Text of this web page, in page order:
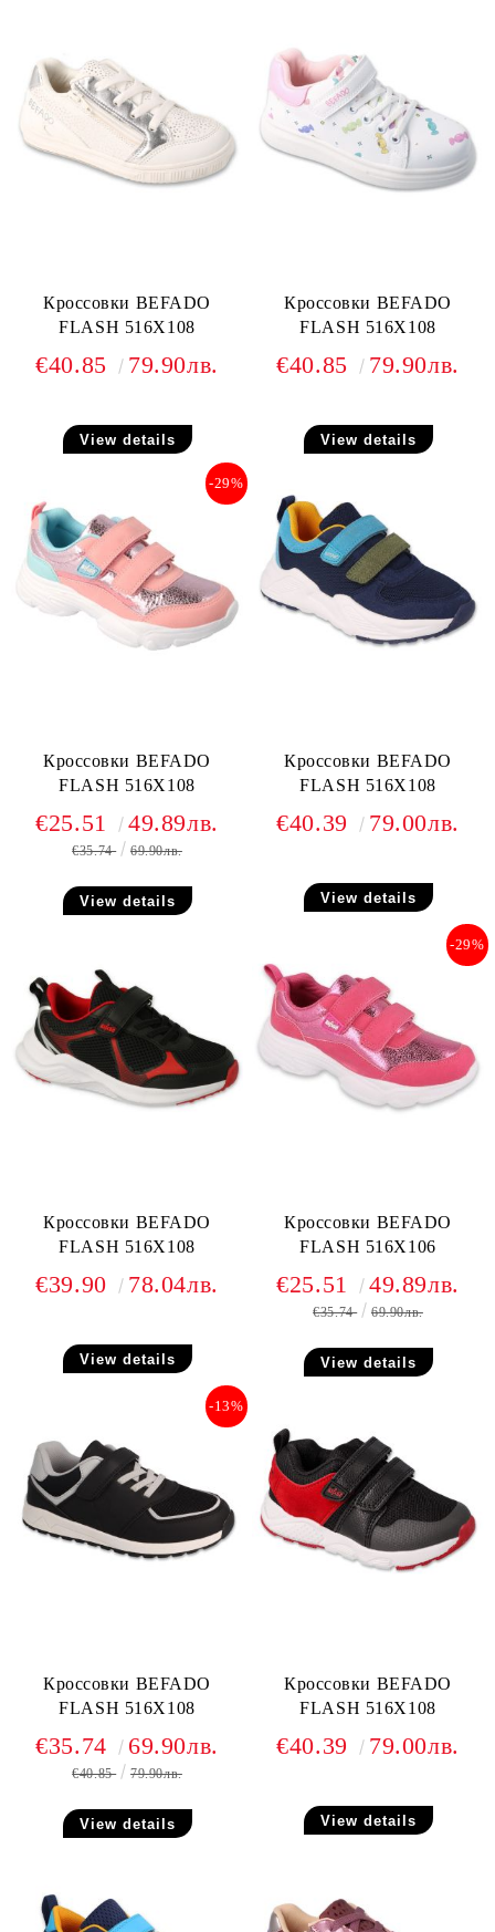
Кроссовки BEFADO
FLASH 516X108
€40.85 79.90лв.
View details
Кроссовки BEFADO
FLASH 516X108
€40.85 79.90лв.
View details
Кроссовки BEFADO
FLASH 516X108
-29%
€25.51 49.89лв.
€35.74 69.90лв.
View details
Кроссовки BEFADO
FLASH 516X108
€40.39 79.00лв.
View details
Кроссовки BEFADO
FLASH 516X108
€39.90 78.04лв.
View details
Кроссовки BEFADO
FLASH 516X106
-29%
€25.51 49.89лв.
€35.74 69.90лв.
View details
Кроссовки BEFADO
FLASH 516X108
-13%
€35.74 69.90лв.
€40.85 79.90лв.
View details
Кроссовки BEFADO
FLASH 516X108
€40.39 79.00лв.
View details